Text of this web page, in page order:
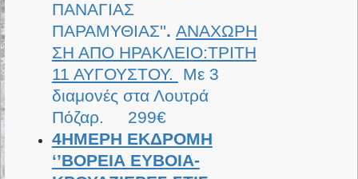
ΠΑΝΑΓΙΑΣ
ΠΑΡΑΜΥΘΙΑΣ''. ΑΝΑΧΩΡΗ
ΣΗ ΑΠΟ ΗΡΑΚΛΕΙΟ:ΤΡΙΤΗ
11 ΑΥΓΟΥΣΤΟΥ.
Με 3
διαμονές στα Λουτρά
Πόζαρ. 299€
4ΗΜΕΡΗ ΕΚΔΡΟΜΗ
‘’ΒΟΡΕΙΑ ΕΥΒΟΙΑ-